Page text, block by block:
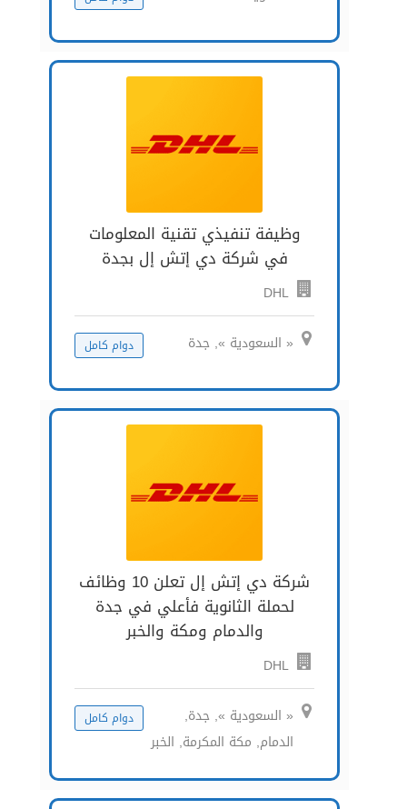
وظيفة تنفيذي تقنية المعلومات
في شركة دي إتش إل بجدة
DHL
« السعودية », جدة دوام كامل
شركة دي إتش إل تعلن 10 وظائف
لحملة الثانوية فأعلي في جدة
والدمام ومكة والخبر
DHL
« السعودية », جدة,
الدمام, مكة المكرمة, الخبر
دوام كامل